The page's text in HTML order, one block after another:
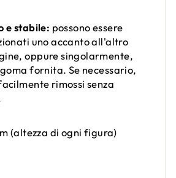
e stabile: possono essere
uno accanto all'altro
oppure singolarmente,
fornita. Se necessario,
rimossi senza
(altezza di ogni figura)